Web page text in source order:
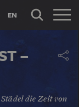
EN
–
die Zeit von